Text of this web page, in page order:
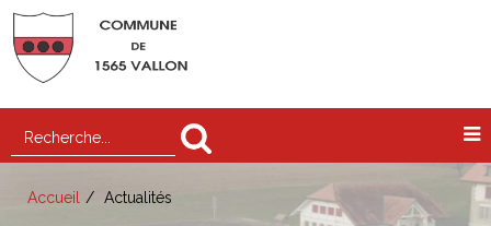
Accueil Actualités